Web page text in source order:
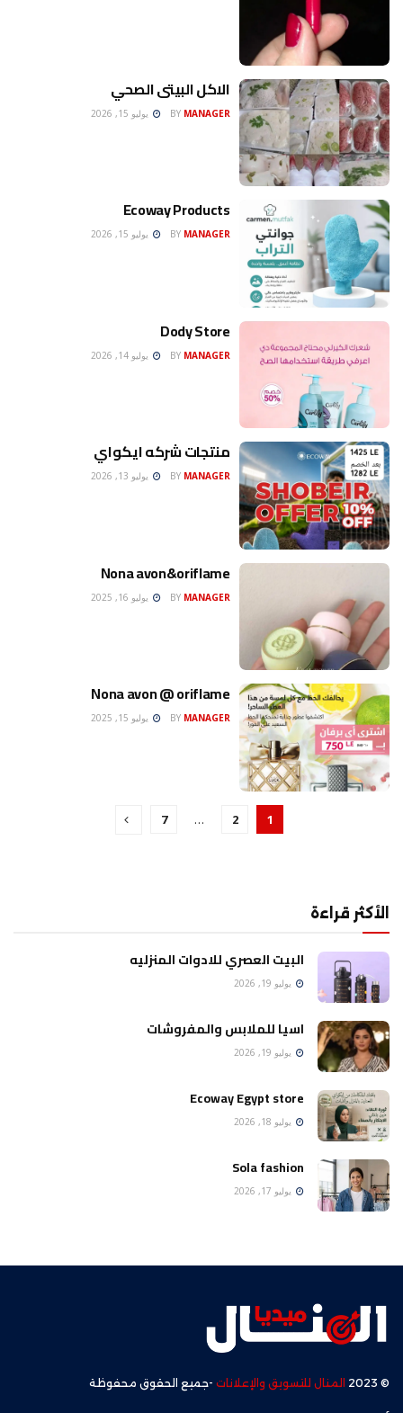
الاكل البيتى الصحي
BY MANAGER يوليو 15, 2026
Ecoway Products
BY MANAGER يوليو 15, 2026
Dody Store
BY MANAGER يوليو 14, 2026
منتجات شركه ايكواي
BY MANAGER يوليو 13, 2026
Nona avon&oriflame
BY MANAGER يوليو 16, 2025
Nona avon @ oriflame
BY MANAGER يوليو 15, 2025
1
2
…
7
الأكثر قراءة
البيت العصري للادوات المنزليه
يوليو 19, 2026
اسيا للملابس والمفروشات
يوليو 19, 2026
Ecoway Egypt store
يوليو 18, 2026
Sola fashion
يوليو 17, 2026
© 2023 المنال للتسويق والإعلانات -جميع الحقوق محفوظة